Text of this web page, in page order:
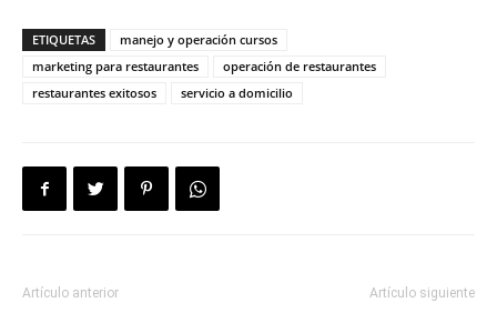
ETIQUETAS
manejo y operación cursos
marketing para restaurantes
operación de restaurantes
restaurantes exitosos
servicio a domicilio
Artículo anterior Artículo siguiente